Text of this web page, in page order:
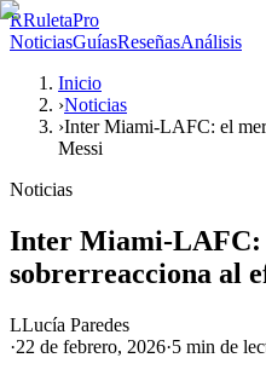
RRuletaPro
NoticiasGuíasReseñasAnálisis
Inicio
›Noticias
›Inter Miami-LAFC: el
Messi
Noticias
Inter Miami-LAFC:
sobrerreacciona al
LLucía Paredes
·22 de febrero, 2026·5 min de